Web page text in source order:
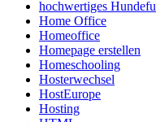
hochwertiges
Home Office
Homeoffice
Homepage erstellen
Homeschooling
Hosterwechsel
HostEurope
Hosting